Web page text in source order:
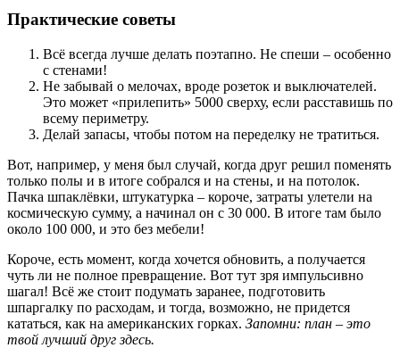
Практические советы
Всё всегда лучше делать поэтапно. Не спеши – особенно
с стенами!
Не забывай о мелочах, вроде розеток и выключателей.
Это может «прилепить» 5000 сверху, если расставишь по
всему периметру.
Делай запасы, чтобы потом на переделку не тратиться.
Вот, например, у меня был случай, когда друг решил поменять
только полы и в итоге собрался и на стены, и на потолок.
Пачка шпаклёвки, штукатурка – короче, затраты улетели на
космическую сумму, а начинал он с 30 000. В итоге там было
около 100 000, и это без мебели!
Короче, есть момент, когда хочется обновить, а получается
чуть ли не полное превращение. Вот тут зря импульсивно
шагал! Всё же стоит подумать заранее, подготовить
шпаргалку по расходам, и тогда, возможно, не придется
кататься, как на американских горках. Запомни: план – это
твой лучший друг здесь.